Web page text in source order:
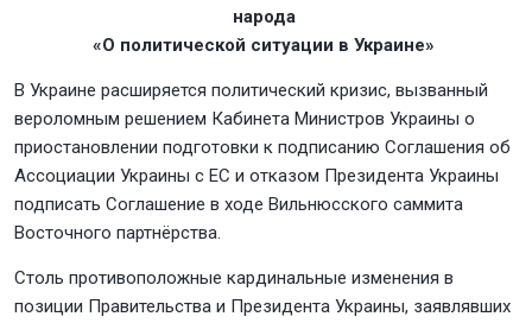
народа
«О политической ситуации в Украине»
В Украине расширяется политический кризис, вызванный
вероломным решением Кабинета Министров Украины о
приостановлении подготовки к подписанию Соглашения об
Ассоциации Украины с ЕС и отказом Президента Украины
подписать Соглашение в ходе Вильнюсского саммита
Восточного партнёрства.
Столь противоположные кардинальные изменения в
позиции Правительства и Президента Украины, заявлявших